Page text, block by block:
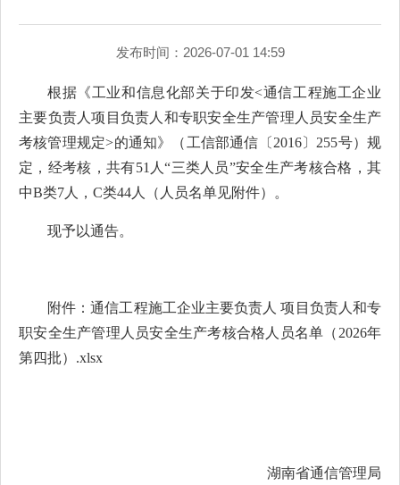
发布时间：2026-07-01 14:59
根据《工业和信息化部关于印发<通信工程施工企业
主要负责人项目负责人和专职安全生产管理人员安全生产
考核管理规定>的通知》（工信部通信〔2016〕255号）规
定，经考核，共有51人“三类人员”安全生产考核合格，其
中B类7人，C类44人（人员名单见附件）。
现予以通告。
附件：通信工程施工企业主要负责人 项目负责人和专
职安全生产管理人员安全生产考核合格人员名单（2026年
第四批）.xlsx
湖南省通信管理局